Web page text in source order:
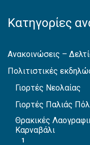
Κατηγορίες
Ανακοινώσεις –
Πολιτιστικές
Γιορτές Νεολαίας
Γιορτές Παλιάς
Θρακικές
Καρναβάλι
1